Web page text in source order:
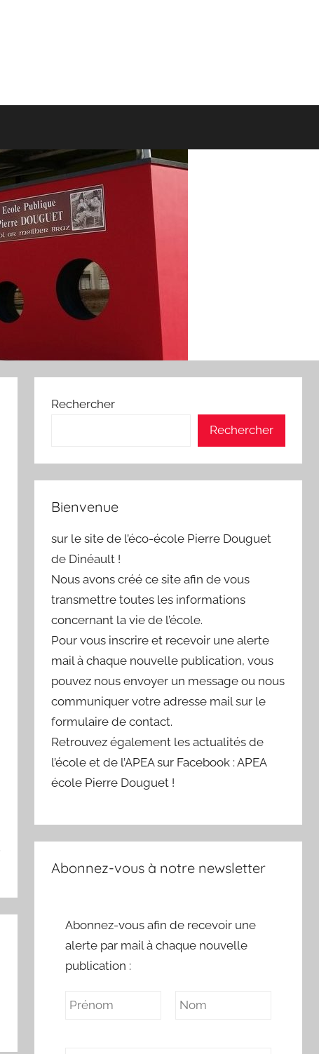
Rechercher
Rechercher
Bienvenue
sur le site de l’éco-école Pierre Douguet
de Dinéault !
Nous avons créé ce site afin de vous
transmettre toutes les informations
concernant la vie de l’école.
Pour vous inscrire et recevoir une alerte
mail à chaque nouvelle publication, vous
pouvez nous envoyer un message ou nous
communiquer votre adresse mail sur le
formulaire de contact.
Retrouvez également les actualités de
l’école et de l’APEA sur Facebook : APEA
école Pierre Douguet !
Abonnez-vous à notre newsletter
Abonnez-vous afin de recevoir une
alerte par mail à chaque nouvelle
publication :